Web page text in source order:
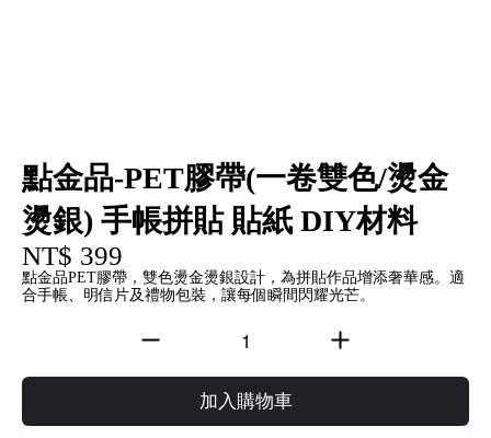
點金品-PET膠帶(一卷雙色/燙金
燙銀) 手帳拼貼 貼紙 DIY材料
NT$ 399
點金品PET膠帶，雙色燙金燙銀設計，為拼貼作品增添奢華感。適
合手帳、明信片及禮物包裝，讓每個瞬間閃耀光芒。
加入購物車